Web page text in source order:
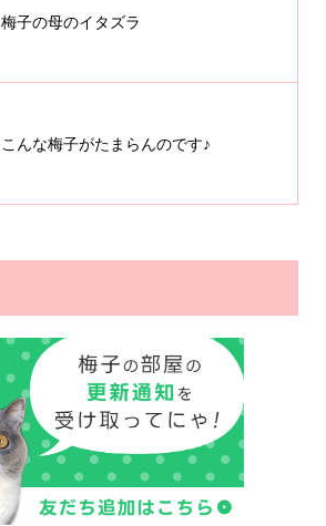
梅子の母のイタズラ
こんな梅子がたまらんのです♪